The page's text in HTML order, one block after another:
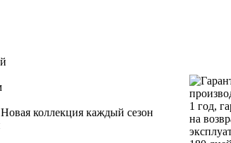
Новая коллекция каждый сезон